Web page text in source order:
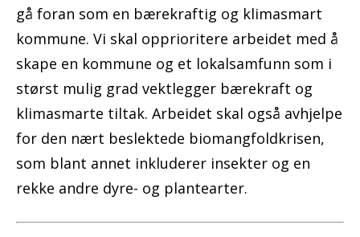
gå foran som en bærekraftig og klimasmart
kommune. Vi skal opprioritere arbeidet med å
skape en kommune og et lokalsamfunn som i
størst mulig grad vektlegger bærekraft og
klimasmarte tiltak. Arbeidet skal også avhjelpe
for den nært beslektede biomangfoldkrisen,
som blant annet inkluderer insekter og en
rekke andre dyre- og plantearter.